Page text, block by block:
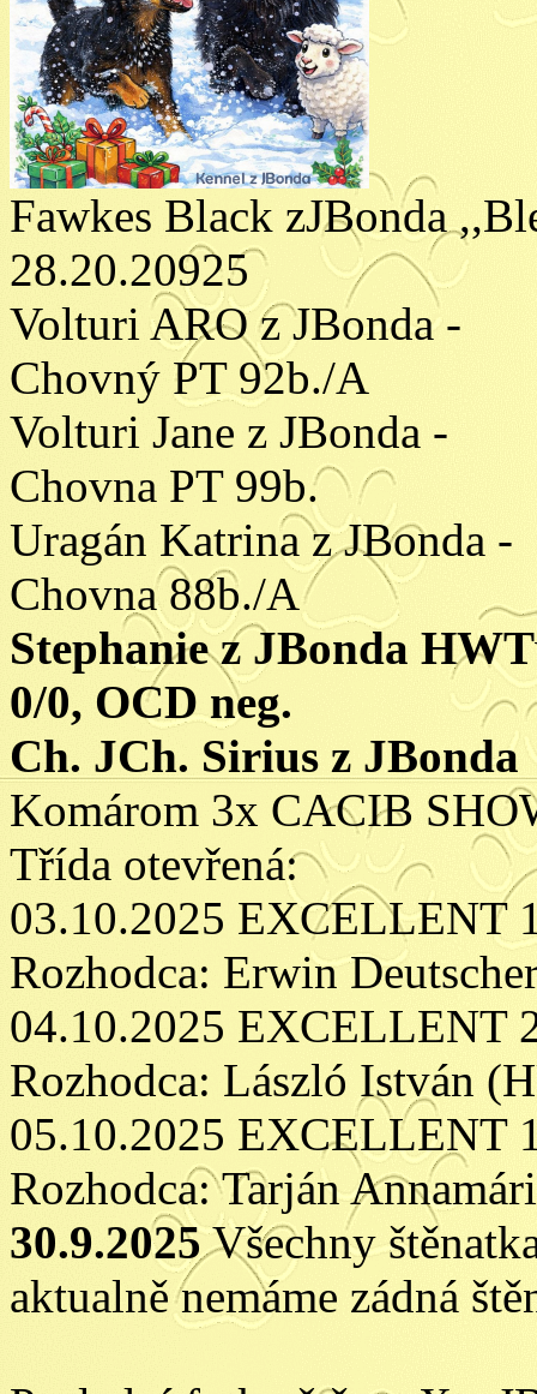
Fawkes Black zJBonda
28.20.20925
Volturi ARO z JBonda -
Chovný PT 92b./A
Volturi Jane z JBonda -
Chovna PT 99b.
Uragán Katrina z JBonda -
Chovna 88b./A
Stephanie z JBonda HWT
0/0, OCD neg.
Ch. JCh. Sirius z JBonda
Komárom 3x CACIB
Třída otevřená:
03.10.2025 EXCELLENT
Rozhodca: Erwin
04.10.2025 EXCELLENT
Rozhodca: László István
05.10.2025 EXCELLENT
Rozhodca: Tarján
30.9.2025Všechny
aktualně nemáme zádná